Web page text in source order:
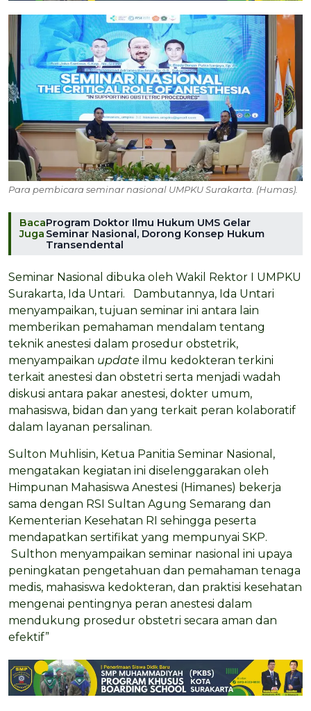
Para pembicara seminar nasional UMPKU Surakarta. (Humas).
Baca
Juga
Program Doktor Ilmu Hukum UMS Gelar
Seminar Nasional, Dorong Konsep Hukum
Transendental
Seminar Nasional dibuka oleh Wakil Rektor I UMPKU
Surakarta, Ida Untari. Dambutannya, Ida Untari
menyampaikan, tujuan seminar ini antara lain
memberikan pemahaman mendalam tentang
teknik anestesi dalam prosedur obstetrik,
menyampaikan update ilmu kedokteran terkini
terkait anestesi dan obstetri serta menjadi wadah
diskusi antara pakar anestesi, dokter umum,
mahasiswa, bidan dan yang terkait peran kolaboratif
dalam layanan persalinan.
Sulton Muhlisin, Ketua Panitia Seminar Nasional,
mengatakan kegiatan ini diselenggarakan oleh
Himpunan Mahasiswa Anestesi (Himanes) bekerja
sama dengan RSI Sultan Agung Semarang dan
Kementerian Kesehatan RI sehingga peserta
mendapatkan sertifikat yang mempunyai SKP.
Sulthon menyampaikan seminar nasional ini upaya
peningkatan pengetahuan dan pemahaman tenaga
medis, mahasiswa kedokteran, dan praktisi kesehatan
mengenai pentingnya peran anestesi dalam
mendukung prosedur obstetri secara aman dan
efektif”